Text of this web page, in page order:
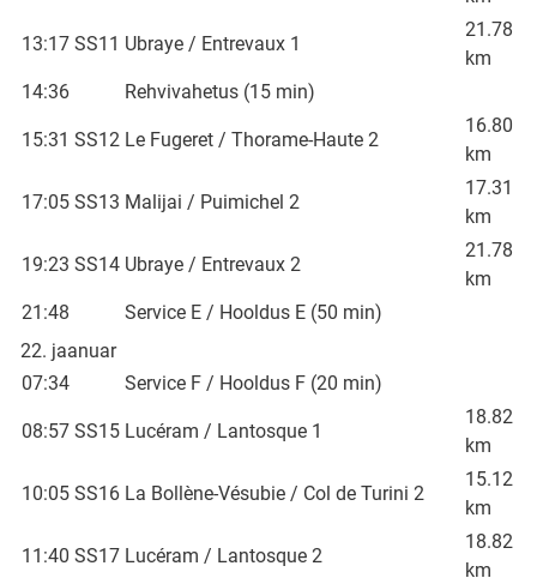
13:17 SS11 Ubraye / Entrevaux 1
21.78
km
14:36
Rehvivahetus (15 min)
15:31 SS12 Le Fugeret / Thorame-Haute 2
16.80
km
17:05 SS13 Malijai / Puimichel 2
17.31
km
19:23 SS14 Ubraye / Entrevaux 2
21.78
km
21:48
Service E / Hooldus E (50 min)
22. jaanuar
07:34
Service F / Hooldus F (20 min)
08:57 SS15 Lucéram / Lantosque 1
18.82
km
10:05 SS16 La Bollène-Vésubie / Col de Turini 2
15.12
km
11:40 SS17 Lucéram / Lantosque 2
18.82
km